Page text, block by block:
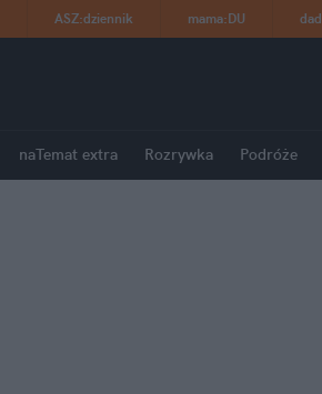
ASZ:dziennik mama:DU dad
naTemat extra Rozrywka Podróże